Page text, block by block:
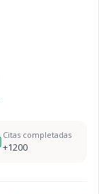
Citas completadas
+1200